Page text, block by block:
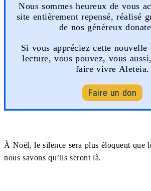
Nous sommes heureux de vous
site entièrement repensé, réalisé
de nos généreux
Si vous appréciez cette nouvelle
lecture, vous pouvez, vous
faire vivre Aleteia.
Faire un don
À Noël, le silence sera plus éloquent que
nous savons qu’ils seront là.